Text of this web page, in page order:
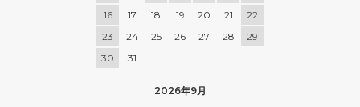
16
17 18 19 20 21
22
23
24 25 26 27 28
29
30
31
2026年9月